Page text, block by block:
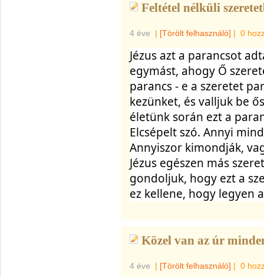
Feltétel nélküli
4 éve | [Törölt felhasználó] | 0
Jézus azt a parancsot
egymást, ahogy Ő
parancs - e a szeretet
kezünket, és valljuk be
életünk során ezt a
Elcsépelt szó. Annyi
Annyiszor kimondják,
Jézus egészen más
gondoljuk, hogy ezt a
ez kellene, hogy legyen
Közel van az úr
4 éve | [Törölt felhasználó] | 0